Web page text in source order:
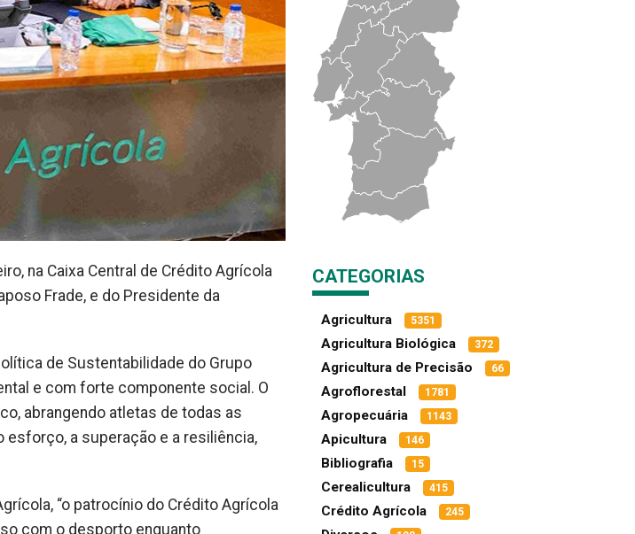
na Caixa Central de Crédito Agrícola
Frade, e do Presidente da
de Sustentabilidade do Grupo
e com forte componente social. O
abrangendo atletas de todas as
a superação e a resiliência,
“o patrocínio do Crédito Agrícola
com o desporto enquanto
CATEGORIAS
Agricultura 5351
Agricultura Biológica 372
Agricultura de Precisão 66
Agroflorestal 1781
Agropecuária 1143
Apicultura 146
Bibliografia 15
Cerealicultura 415
Crédito Agrícola 245